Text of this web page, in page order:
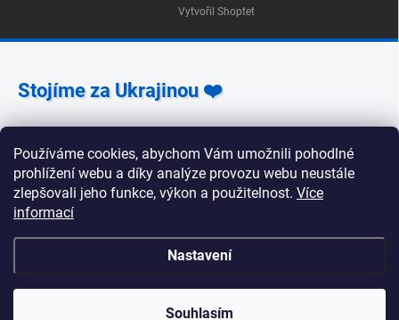
Používáme cookies, abychom Vám umožnili pohodlné
prohlížení webu a díky analýze provozu webu neustále
zlepšovali jeho funkce, výkon a použitelnost. Více
informací
Nastavení
Souhlasím
Zlíchově 240/5, Praha 5 Pondělí, úterý, středa, pátek:
zavřeno 📍 Pobočka Korunní 1295/55, Praha 2 Pondělí
až pátek: 9:00–19:00 Sobota: 10:00–18:00 Neděle:
Vytvořil Shoptet
Stojíme za Ukrajinou ❤️
Jak a čím pomoci »